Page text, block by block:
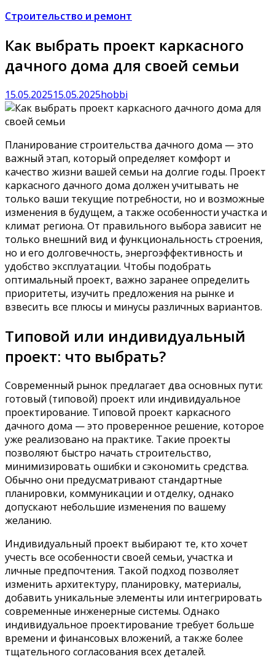
Строительство и ремонт
Как выбрать проект каркасного
дачного дома для своей семьи
15.05.202515.05.2025hobbi
Планирование строительства дачного дома — это
важный этап, который определяет комфорт и
качество жизни вашей семьи на долгие годы. Проект
каркасного дачного дома должен учитывать не
только ваши текущие потребности, но и возможные
изменения в будущем, а также особенности участка и
климат региона. От правильного выбора зависит не
только внешний вид и функциональность строения,
но и его долговечность, энергоэффективность и
удобство эксплуатации. Чтобы подобрать
оптимальный проект, важно заранее определить
приоритеты, изучить предложения на рынке и
взвесить все плюсы и минусы различных вариантов.
Типовой или индивидуальный
проект: что выбрать?
Современный рынок предлагает два основных пути:
готовый (типовой) проект или индивидуальное
проектирование. Типовой проект каркасного
дачного дома — это проверенное решение, которое
уже реализовано на практике. Такие проекты
позволяют быстро начать строительство,
минимизировать ошибки и сэкономить средства.
Обычно они предусматривают стандартные
планировки, коммуникации и отделку, однако
допускают небольшие изменения по вашему
желанию.
Индивидуальный проект выбирают те, кто хочет
учесть все особенности своей семьи, участка и
личные предпочтения. Такой подход позволяет
изменить архитектуру, планировку, материалы,
добавить уникальные элементы или интегрировать
современные инженерные системы. Однако
индивидуальное проектирование требует больше
времени и финансовых вложений, а также более
тщательного согласования всех деталей.